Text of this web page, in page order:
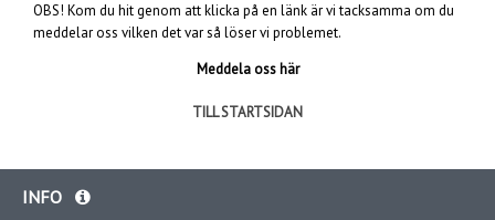
OBS! Kom du hit genom att klicka på en länk är vi tacksamma om du
meddelar oss vilken det var så löser vi problemet.
Meddela oss här
TILL STARTSIDAN
INFO